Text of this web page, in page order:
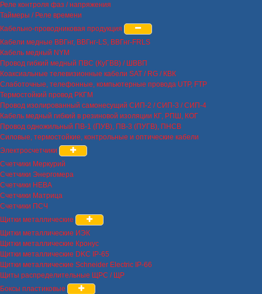
Реле контроля фаз / напряжения
Таймеры / Реле времени
Кабельно-проводниковая продукция
Кабели медные ВВГнг, ВВГнг-LS, ВВГнг-FRLS
Кабель медный NYM
Провод гибкий медный ПВС (КуГВВ) / ШВВП
Коаксиальные телевизионные кабели SAT / RG / КВК
Слаботочные, телефонные, компьютерные провода UTP, FTP
Термостойкий провод РКГМ
Провод изолированный самонесущий СИП-2 / СИП-3 / СИП-4
Кабель медный гибкий в резиновой изоляции КГ, РПШ, КОГ
Провод одножильный ПВ-1 (ПУВ), ПВ-3 (ПУГВ), ПНСВ
Силовые, термостойкие, контрольные и оптические кабели
Электросчетчики
Счетчики Меркурий
Счетчики Энергомера
Счетчики НЕВА
Счетчики Матрица
Счетчики ПСЧ
Щитки металлические
Щитки металлические ИЭК
Щитки металлические Кронус
Щитки металлические DKC IP-65
Щитки металлические Schneider Electric IP-66
Щиты распределительные ЩРС / ЩР
Боксы пластиковые